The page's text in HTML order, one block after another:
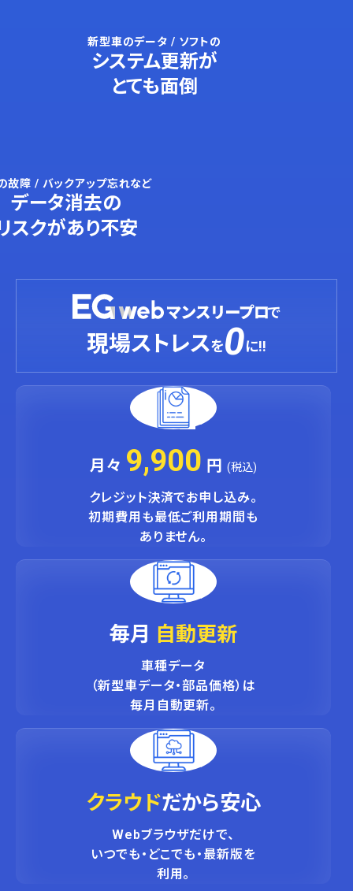
新型車のデータ / ソフトの
システム更新が
とても面倒
故障 / バックアップ忘れなど
データ消去の
スクがあり不安
で
現場ストレスを0に!!
月々 9,900 円 (税込)
クレジット決済でお申し込み。
初期費用も最低ご利用期間も
ありません。
毎月 自動更新
車種データ
（新型車データ・部品価格）は
毎月自動更新。
クラウドだから安心
Webブラウザだけで、
いつでも・どこでも・最新版を
利用。